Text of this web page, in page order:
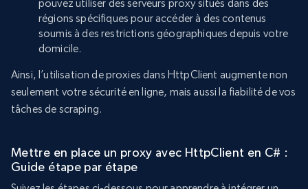
pouvez utiliser des serveurs proxy situés dans des
régions spécifiques pour accéder à des contenus
soumis à des restrictions géographiques depuis votre
domicile.
Ainsi, l’utilisation de proxies dans HttpClient augmente non
seulement votre sécurité en ligne, mais aussi la fiabilité de vos
tâches de scraping.
Mettre en place un proxy avec HttpClient en C# :
Guide étape par étape